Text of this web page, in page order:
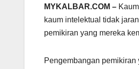
MYKALBAR.COM –
kaum intelektual tidak
pemikiran yang mereka
Pengembangan